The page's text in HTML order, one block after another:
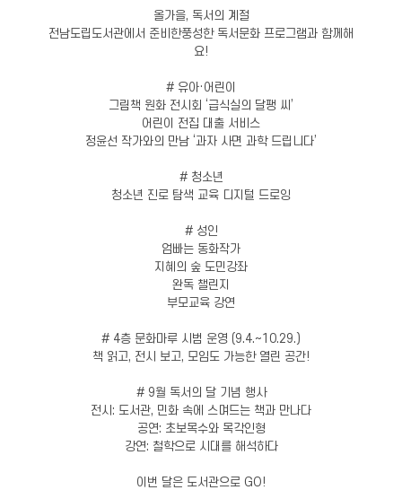
올가을, 독서의 계절
전남도립도서관에서 준비한풍성한 독서문화 프로그램과 함께해
요!
# 유아·어린이
그림책 원화 전시회 ‘급식실의 달팽 씨’
어린이 전집 대출 서비스
정윤선 작가와의 만남 ‘과자 사면 과학 드립니다’
# 청소년
청소년 진로 탐색 교육 디지털 드로잉
# 성인
엄빠는 동화작가
지혜의 숲 도민강좌
완독 챌린지
부모교육 강연
# 4층 문화마루 시범 운영 (9.4.~10.29.)
책 읽고, 전시 보고, 모임도 가능한 열린 공간!
# 9월 독서의 달 기념 행사
전시: 도서관, 민화 속에 스며드는 책과 만나다
공연: 초보목수와 목각인형
강연: 철학으로 시대를 해석하다
이번 달은 도서관으로 GO!